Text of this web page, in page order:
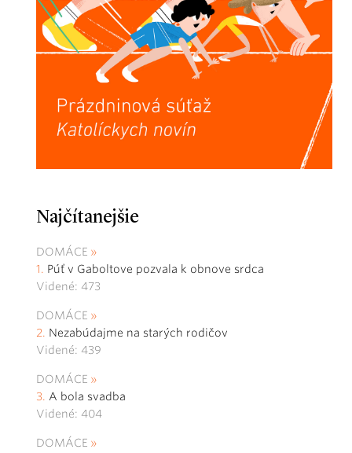
Najčítanejšie
DOMÁCE
Púť v Gaboltove pozvala k obnove srdca
Videné: 473
DOMÁCE
Nezabúdajme na starých rodičov
Videné: 439
DOMÁCE
A bola svadba
Videné: 404
DOMÁCE